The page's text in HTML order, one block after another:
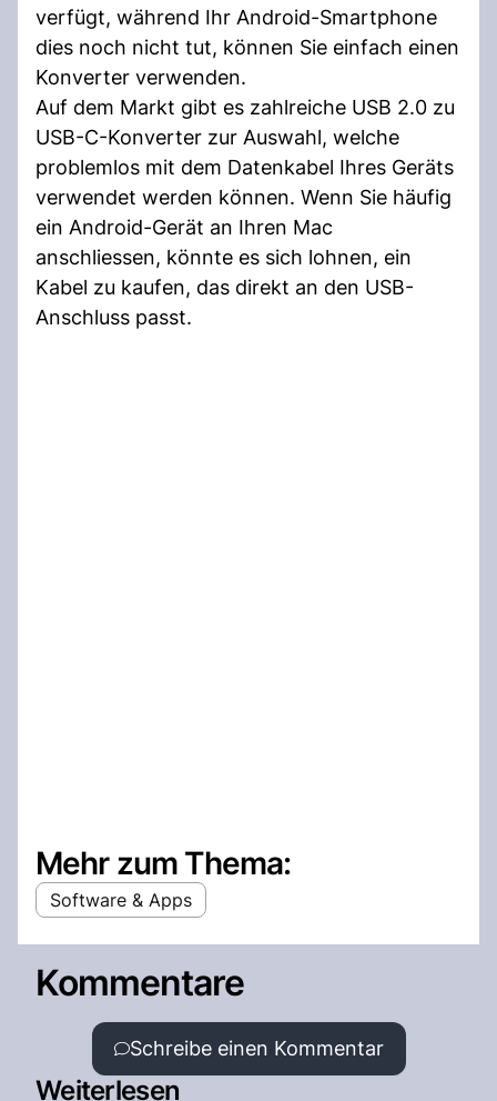
verfügt, während Ihr Android-Smartphone
dies noch nicht tut, können Sie einfach einen
Konverter verwenden.
Auf dem Markt gibt es zahlreiche USB 2.0 zu
USB-C-Konverter zur Auswahl, welche
problemlos mit dem Datenkabel Ihres Geräts
verwendet werden können. Wenn Sie häufig
ein Android-Gerät an Ihren Mac
anschliessen, könnte es sich lohnen, ein
Kabel zu kaufen, das direkt an den USB-
Anschluss passt.
Mehr zum Thema:
Software & Apps
Kommentare
Schreibe einen Kommentar
Weiterlesen